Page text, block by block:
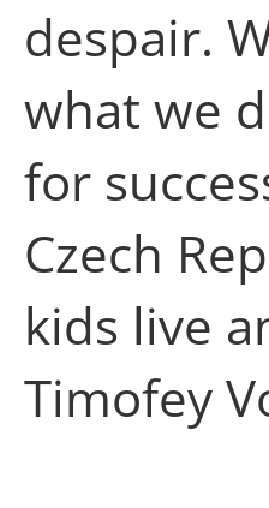
despair.
what we
for
Czech
kids live
Timofey